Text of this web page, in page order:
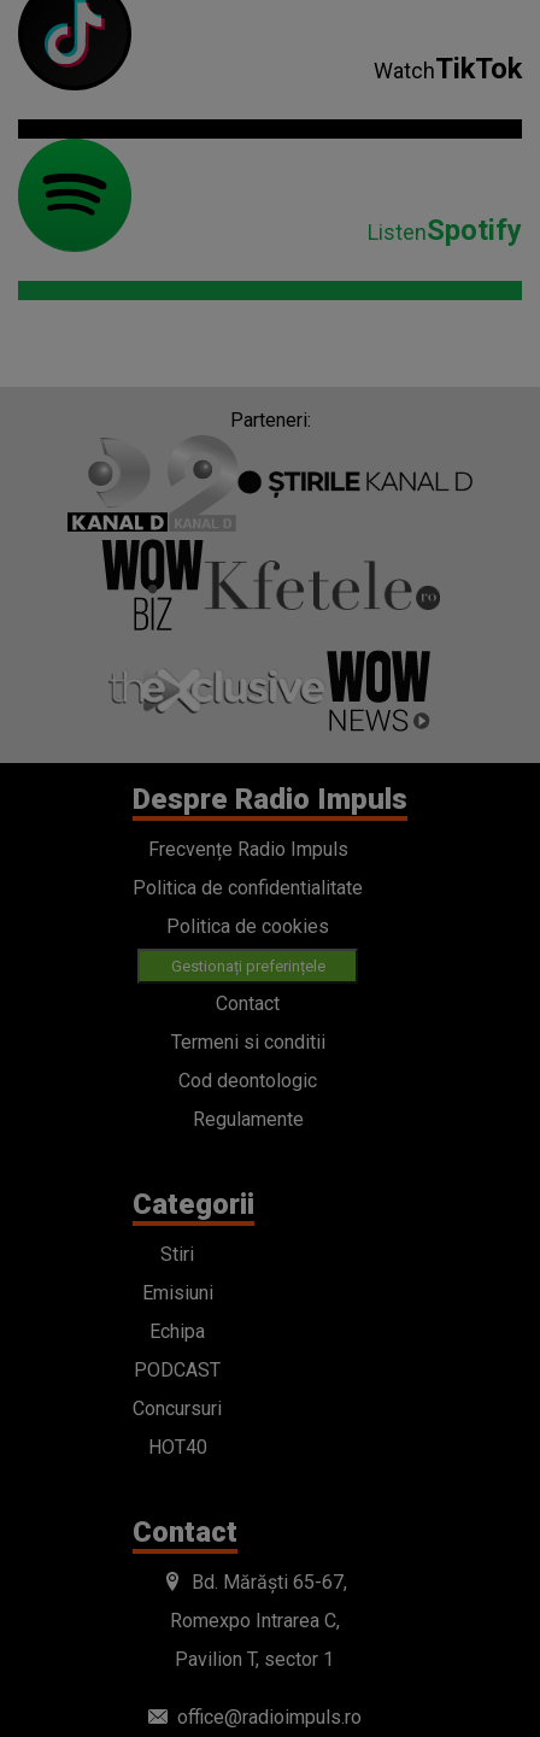
WatchTikTok
ListenSpotify
Parteneri:
Despre Radio Impuls
Frecvențe Radio Impuls
Politica de confidentialitate
Politica de cookies
Gestionați preferințele
Contact
Termeni si conditii
Cod deontologic
Regulamente
Categorii
Stiri
Emisiuni
Echipa
PODCAST
Concursuri
HOT40
Contact
Bd. Mărăști 65-67,
Romexpo Intrarea C,
Pavilion T, sector 1
office@radioimpuls.ro